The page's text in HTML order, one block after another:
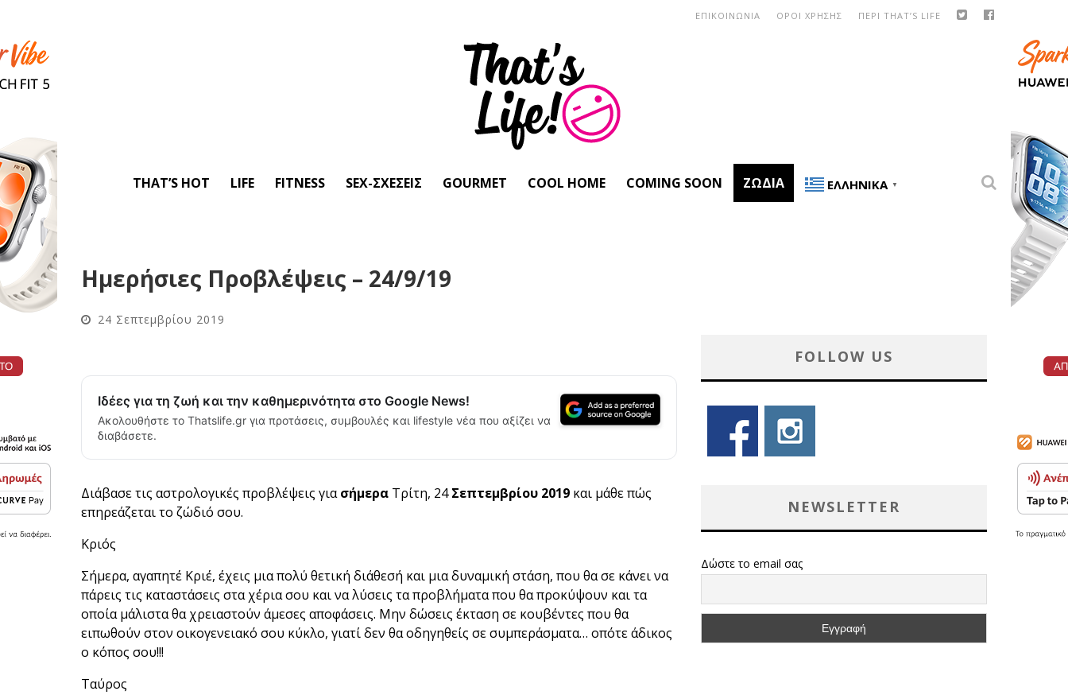
ΠΕΡΙ THAT’S LIFE
ΟΡΟΙ ΧΡΗΣΗΣ
ΕΠΙΚΟΙΝΩΝΙΑ
THAT’S HOT LIFE FITNESS SEX-ΣΧΈΣΕΙΣ GOURMET COOL HOME COMING SOON ΖΏΔΙΑ ΕΛΛΗΝΙΚΆ ▼
Ημερήσιες Προβλέψεις – 24/9/19
24 Σεπτεμβρίου 2019
Ιδέες για τη ζωή και την καθημερινότητα στο Google News!
Ακολουθήστε το Thatslife.gr για προτάσεις, συμβουλές και lifestyle νέα που αξίζει να
διαβάσετε.
Διάβασε τις αστρολογικές προβλέψεις γιασήμερα Τρίτη, 24Σεπτεμβρίου 2019 και μάθε πώς
επηρεάζεται το ζώδιό σου.
Κριός
Σήμερα, αγαπητέ Κριέ, έχεις μια πολύ θετική διάθεσή και μια δυναμική στάση, που θα σε κάνει να
πάρεις τις καταστάσεις στα χέρια σου και να λύσεις τα προβλήματα που θα προκύψουν και τα
οποία μάλιστα θα χρειαστούν άμεσες αποφάσεις. Μην δώσεις έκταση σε κουβέντες που θα
ειπωθούν στον οικογενειακό σου κύκλο, γιατί δεν θα οδηγηθείς σε συμπεράσματα… οπότε άδικος
ο κόπος σου!!!
Ταύρος
FOLLOW US
NEWSLETTER
Δώστε το email σας